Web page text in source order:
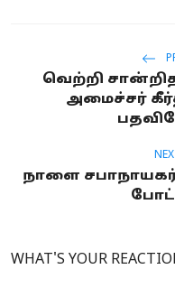
வெற்றி
அமைச்சர்
நாளை சபாநாயகர்
WHAT'S YOUR